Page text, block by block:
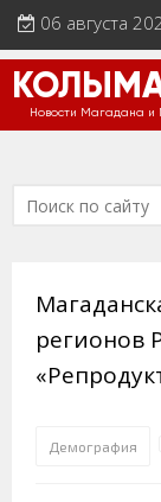
06 августа
Новости Магадана и
регионов
Демография